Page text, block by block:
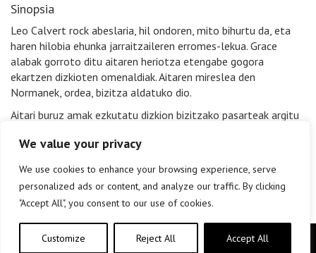
We value your privacy
We use cookies to enhance your browsing experience, serve
personalized ads or content, and analyze our traffic. By clicking
"Accept All", you consent to our use of cookies.
Customize Reject All Accept All
Sinopsia
Leo Calvert rock abeslaria, hil ondoren, mito bihurtu da, eta
haren hilobia ehunka jarraitzaileren erromes-lekua. Grace
alabak gorroto ditu aitaren heriotza etengabe gogora
ekartzen dizkioten omenaldiak. Aitaren mireslea den
Normanek, ordea, bizitza aldatuko dio.
Aitari buruz amak ezkutatu dizkion bizitzako pasarteak argitu
Artista ospetsu baten argiak eta itzalen kronika hunkigarria.
Copyright © elkar Argitaletxeak 2019